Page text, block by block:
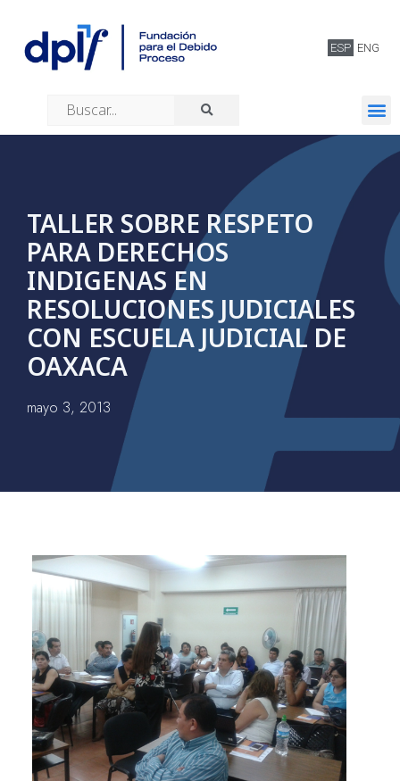
ESP ENG
TALLER SOBRE RESPETO
PARA DERECHOS
INDIGENAS EN
RESOLUCIONES JUDICIALES
CON ESCUELA JUDICIAL DE
OAXACA
mayo 3, 2013